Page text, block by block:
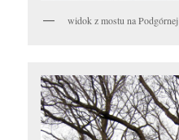
widok z mostu na Podgórnej